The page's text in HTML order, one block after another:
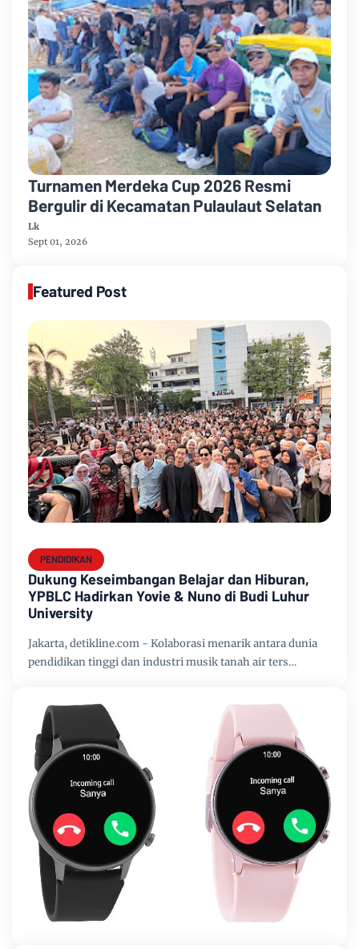
Turnamen Merdeka Cup 2026 Resmi
Bergulir di Kecamatan Pulaulaut Selatan
Lk
Sept 01, 2026
Featured Post
PENDIDIKAN
Dukung Keseimbangan Belajar dan Hiburan,
YPBLC Hadirkan Yovie & Nuno di Budi Luhur
University
Jakarta, detikline.com - Kolaborasi menarik antara dunia
pendidikan tinggi dan industri musik tanah air ters…